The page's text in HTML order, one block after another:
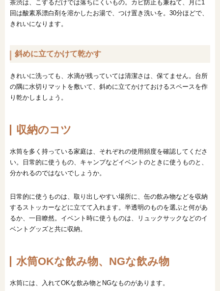
茶渋は、こするだけでは落ちにくいもの。カビ防止も兼ねて、月に1
回は酸素系漂白剤を溶かしたお湯で、つけ置き洗いを。30分ほどで、
きれいになります。
斜めに立てかけて乾かす
きれいに洗っても、水滴が残っていては清潔さは、保てません。台所
の隅に水切りマットを敷いて、斜めに立てかけておけるスペースを作
り乾かしましょう。
収納のコツ
水筒を多く持っている家庭は、それぞれの使用頻度を確認してくださ
い。日常的に使うもの、キャンプなどイベントのときに使うものと、
分かれるのではないでしょうか。
日常的に使うものは、取り出しやすい場所に、缶の飲み物などを収納
するストッカーなどに立てて入れます。半透明のものを選ぶと何があ
るか、一目瞭然。イベント時に使うものは、リュックサックなどのイ
ベントグッズと共に収納。
水筒OKな飲み物、NGな飲み物
水筒には、入れてOKな飲み物とNGなものがあります。